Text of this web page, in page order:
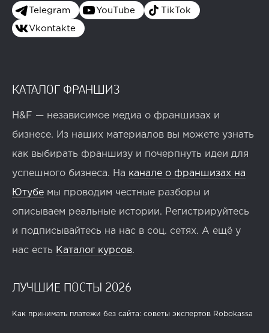
Telegram YouTube TikTok
Vkontakte
КАТАЛОГ ФРАНШИЗ
H&F — независимое медиа о франшизах и
бизнесе. Из наших материалов вы можете узнать
как выбирать франшизу и почерпнуть идеи для
успешного бизнеса. На канале о франшизах на
Ютубе мы проводим честные разборы и
описываем реальные истории. Регистрируйтесь
и подписывайтесь на нас в соц. сетях. А ещё у
нас есть Каталог курсов.
ЛУЧШИЕ ПОСТЫ 2026
Как принимать платежи без сайта: советы экспертов Robokassa